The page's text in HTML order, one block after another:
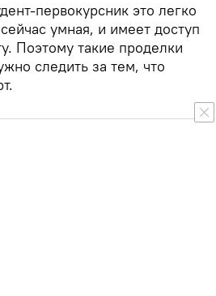
первокурсник это легко
умная, и имеет доступ
Поэтому такие проделки
следить за тем, что